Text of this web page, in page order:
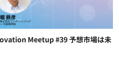
Meetup #39 予想市場は未